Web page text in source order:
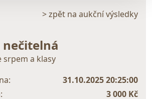
> zpět na aukční výsledky
srpem a klasy
31.10.2025 20:25:00
3 000 Kč